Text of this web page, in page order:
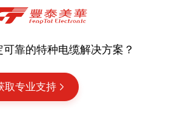
靠的特种电缆解决方案？
取专业支持